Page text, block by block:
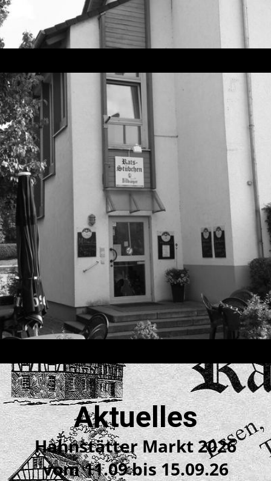
Aktuelles
Hahnstätter Markt 2026
vom 11.09 bis 15.09.26